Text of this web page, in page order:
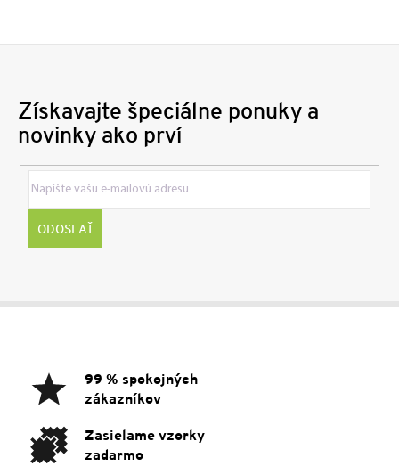
Získavajte špeciálne ponuky a
novinky ako prví
ODOSLAŤ
99 % spokojných
zákazníkov
Zasielame vzorky
zadarmo